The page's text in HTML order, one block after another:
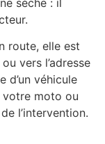
sèche : il
route, elle est
vers l’adresse
d’un véhicule
moto ou
l’intervention.